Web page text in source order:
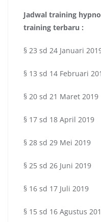
Jadwal training
training terbaru :
§ 23 sd 24 Januari
§ 13 sd 14 Februari
§ 20 sd 21 Maret 2019
§ 17 sd 18 April 2019
§ 28 sd 29 Mei 2019
§ 25 sd 26 Juni 2019
§ 16 sd 17 Juli 2019
§ 15 sd 16 Agustus